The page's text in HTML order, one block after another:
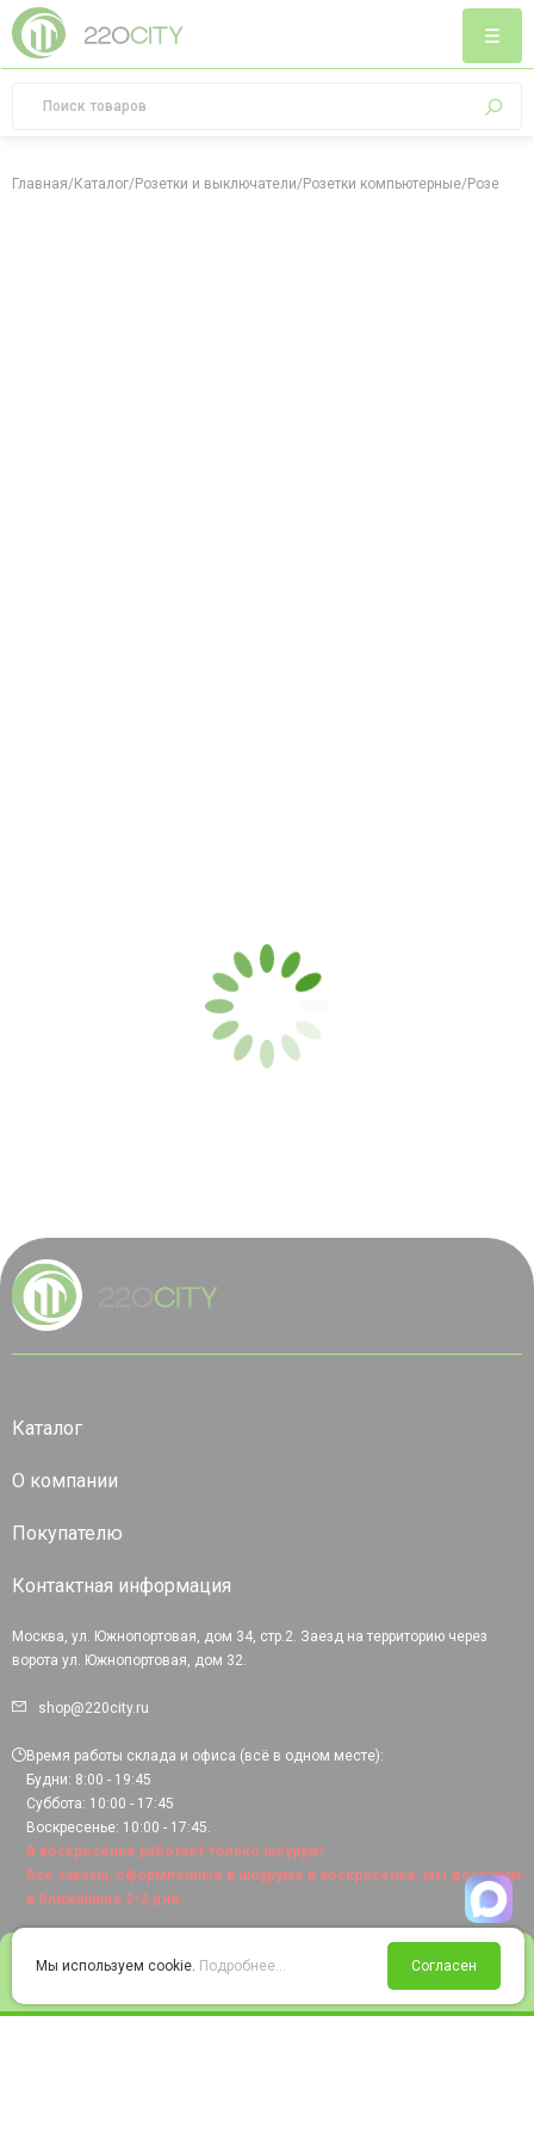
Войти Избранное Корзина
Главная/Каталог/Розетки и выключатели/Розетки компьютерные/Розетка
Каталог
О компании
Покупателю
Контактная информация
Москва, ул. Южнопортовая, дом 34, стр.2. Заезд на территорию через
ворота ул. Южнопортовая, дом 32.
shop@220city.ru
Время работы склада и офиса (всё в одном месте):
Будни: 8:00 - 19:45
Суббота: 10:00 - 17:45
Воскресенье: 10:00 - 17:45.
В воскресенье работает только шоурум!
Все заказы, оформленные в шоуруме в воскресенье, мы доставим
в ближайшие 2-3 дня.
Мы используем cookie. Подробнее... Согласен